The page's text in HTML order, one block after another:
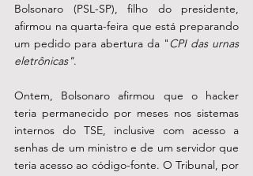
Bolsonaro (PSL-SP), filho do presidente,
afirmou na quarta-feira que está preparando
um pedido para abertura da "CPI das urnas
eletrônicas".
Ontem, Bolsonaro afirmou que o hacker
teria permanecido por meses nos sistemas
internos do TSE, inclusive com acesso a
senhas de um ministro e de um servidor que
teria acesso ao código-fonte. O Tribunal, por